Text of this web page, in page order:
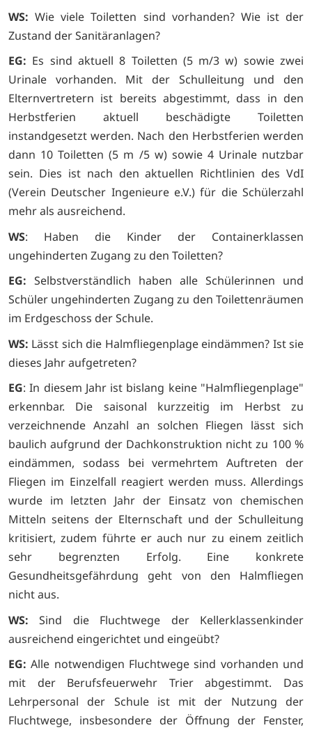
WS:Wie viele Toiletten sind vorhanden? Wie ist der
Zustand der Sanitäranlagen?
EG: Es sind aktuell 8 Toiletten (5 m/3 w) sowie zwei
Urinale vorhanden. Mit der Schulleitung und den
Elternvertretern ist bereits abgestimmt, dass in den
Herbstferien aktuell beschädigte Toiletten
instandgesetzt werden. Nach den Herbstferien werden
dann 10 Toiletten (5 m /5 w) sowie 4 Urinale nutzbar
sein. Dies ist nach den aktuellen Richtlinien des VdI
(Verein Deutscher Ingenieure e.V.) für die Schülerzahl
mehr als ausreichend.
WS: Haben die Kinder der Containerklassen
ungehinderten Zugang zu den Toiletten?
EG: Selbstverständlich haben alle Schülerinnen und
Schüler ungehinderten Zugang zu den Toilettenräumen
im Erdgeschoss der Schule.
WS: Lässt sich die Halmfliegenplage eindämmen? Ist sie
dieses Jahr aufgetreten?
EG: In diesem Jahr ist bislang keine "Halmfliegenplage"
erkennbar. Die saisonal kurzzeitig im Herbst zu
verzeichnende Anzahl an solchen Fliegen lässt sich
baulich aufgrund der Dachkonstruktion nicht zu 100 %
eindämmen, sodass bei vermehrtem Auftreten der
Fliegen im Einzelfall reagiert werden muss. Allerdings
wurde im letzten Jahr der Einsatz von chemischen
Mitteln seitens der Elternschaft und der Schulleitung
kritisiert, zudem führte er auch nur zu einem zeitlich
sehr begrenzten Erfolg. Eine konkrete
Gesundheitsgefährdung geht von den Halmfliegen
nicht aus.
WS: Sind die Fluchtwege der Kellerklassenkinder
ausreichend eingerichtet und eingeübt?
EG: Alle notwendigen Fluchtwege sind vorhanden und
mit der Berufsfeuerwehr Trier abgestimmt. Das
Lehrpersonal der Schule ist mit der Nutzung der
Fluchtwege, insbesondere der Öffnung der Fenster,